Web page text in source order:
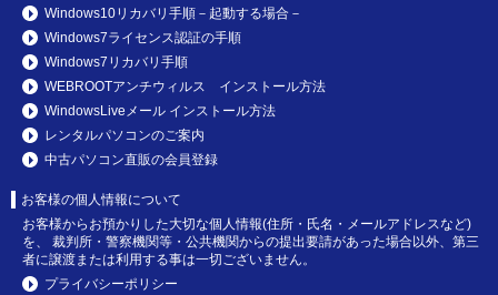
Windows10リカバリ手順－起動する場合－
Windows7ライセンス認証の手順
Windows7リカバリ手順
WEBROOTアンチウィルス インストール方法
WindowsLiveメール インストール方法
レンタルパソコンのご案内
中古パソコン直販の会員登録
お客様の個人情報について
お客様からお預かりした大切な個人情報(住所・氏名・メールアドレスなど)
を、 裁判所・警察機関等・公共機関からの提出要請があった場合以外、第三
者に譲渡または利用する事は一切ございません。
プライバシーポリシー